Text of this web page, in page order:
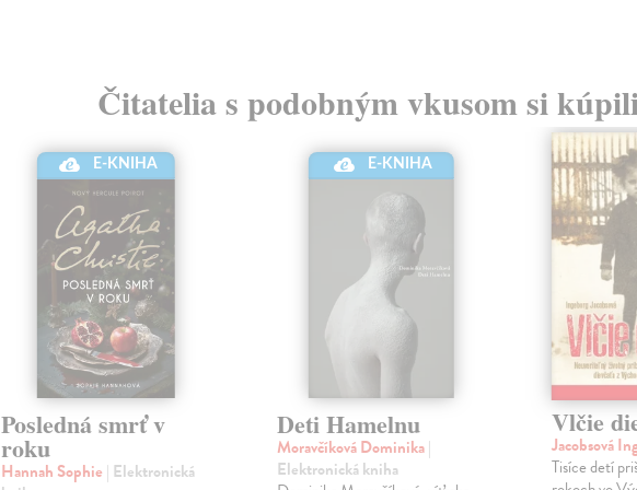
Čitatelia s podobným vkusom si
E-KNIHA
Posledná smrť v
roku
Hannah Sophie | Elektronická
E-KNIHA
Deti Hamelnu
Moravčíková Dominika|
Elektronická kniha
Vlčie
Jacobsová
Tisíce detí